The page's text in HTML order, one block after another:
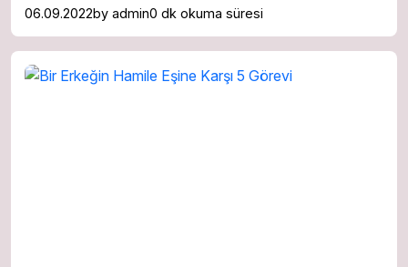
06.09.2022by admin0 dk okuma süresi